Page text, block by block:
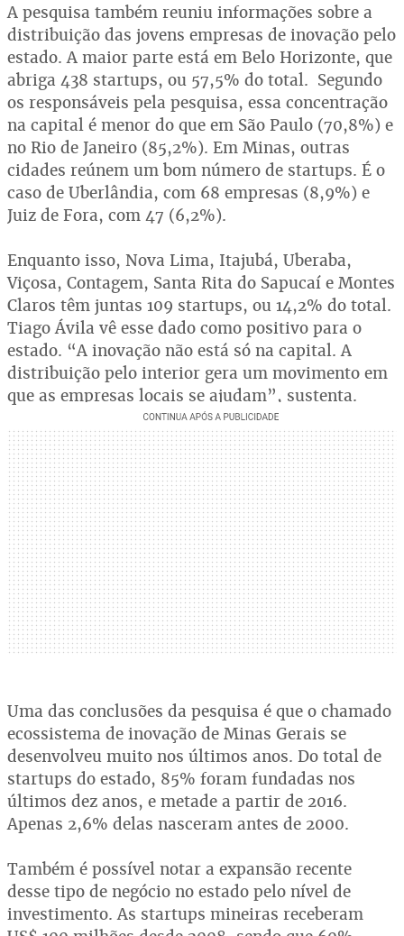
A pesquisa também reuniu informações sobre a
distribuição das jovens empresas de inovação pelo
estado. A maior parte está em Belo Horizonte, que
abriga 438 startups, ou 57,5% do total. Segundo
os responsáveis pela pesquisa, essa concentração
na capital é menor do que em São Paulo (70,8%) e
no Rio de Janeiro (85,2%). Em Minas, outras
cidades reúnem um bom número de startups. É o
caso de Uberlândia, com 68 empresas (8,9%) e
Juiz de Fora, com 47 (6,2%).
Enquanto isso, Nova Lima, Itajubá, Uberaba,
Viçosa, Contagem, Santa Rita do Sapucaí e Montes
Claros têm juntas 109 startups, ou 14,2% do total.
Tiago Ávila vê esse dado como positivo para o
estado. “A inovação não está só na capital. A
distribuição pelo interior gera um movimento em
que as empresas locais se ajudam”, sustenta.
Uma das conclusões da pesquisa é que o chamado
ecossistema de inovação de Minas Gerais se
desenvolveu muito nos últimos anos. Do total de
startups do estado, 85% foram fundadas nos
últimos dez anos, e metade a partir de 2016.
Apenas 2,6% delas nasceram antes de 2000.
Também é possível notar a expansão recente
desse tipo de negócio no estado pelo nível de
investimento. As startups mineiras receberam